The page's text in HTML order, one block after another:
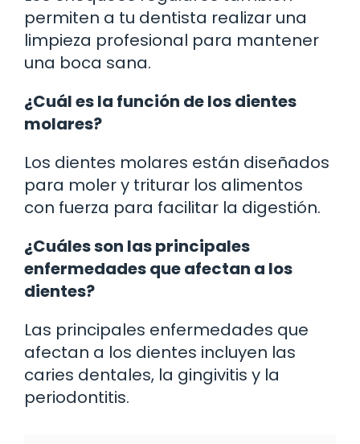
permiten a tu dentista realizar una
limpieza profesional para mantener
una boca sana.
¿Cuál es la función de los dientes
molares?
Los dientes molares están diseñados
para moler y triturar los alimentos
con fuerza para facilitar la digestión.
¿Cuáles son las principales
enfermedades que afectan a los
dientes?
Las principales enfermedades que
afectan a los dientes incluyen las
caries dentales, la gingivitis y la
periodontitis.